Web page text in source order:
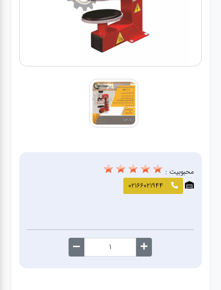
دیاگ
لوازم
معاینه
محبوبیت :
02166021944